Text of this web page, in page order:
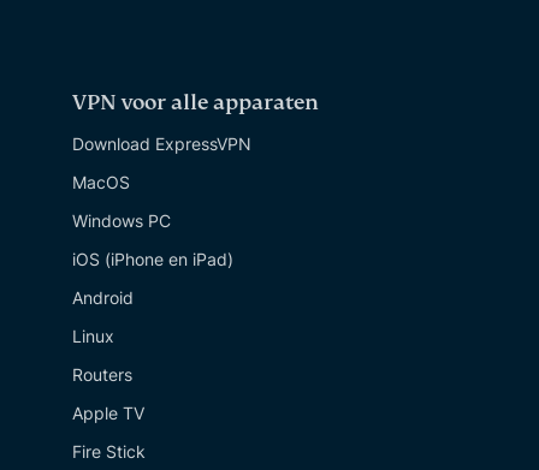
VPN voor alle apparaten
Download ExpressVPN
MacOS
Windows PC
iOS (iPhone en iPad)
Android
Linux
Routers
Apple TV
Fire Stick